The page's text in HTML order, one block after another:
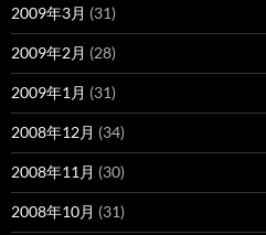
2009年3月 (31)
2009年2月 (28)
2009年1月 (31)
2008年12月 (34)
2008年11月 (30)
2008年10月 (31)